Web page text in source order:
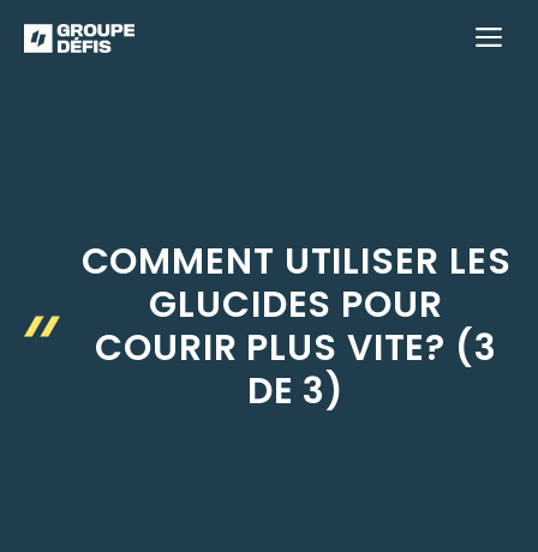
au
COMMENT UTILISER LES
GLUCIDES POUR
COURIR PLUS VITE? (3
DE 3)